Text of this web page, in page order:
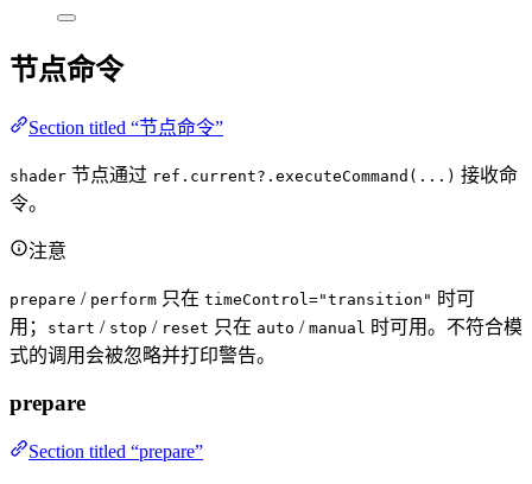
节点命令
Section titled “节点命令”
shader 节点通过 ref.current?.executeCommand(...) 接收命
令。
注意
prepare / perform 只在 timeControl="transition" 时可
用；
start / stop / reset 只在 auto / manual 时可用。不符合模
式的调用会被忽略并打印警告。
prepare
Section titled “prepare”